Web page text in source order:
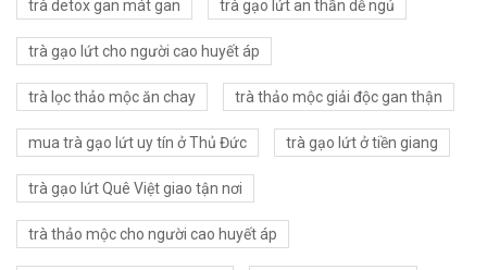
trà detox gan mát gan trà gạo lứt an thần dễ ngủ
trà gạo lứt cho người cao huyết áp
trà lọc thảo mộc ăn chay trà thảo mộc giải độc gan thận
mua trà gạo lứt uy tín ở Thủ Đức trà gạo lứt ở tiền giang
trà gạo lứt Quê Việt giao tận nơi
trà thảo mộc cho người cao huyết áp